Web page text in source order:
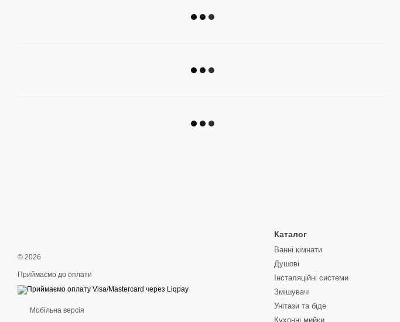
© 2026
Приймаємо до оплати
Мобільна версія
Каталог
Ванні кімнати
Душові
Інсталяційні системи
Змішувачі
Унітази та біде
Кухонні мийки